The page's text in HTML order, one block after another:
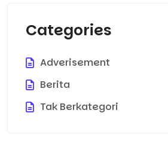
Categories
Adverisement
Berita
Tak Berkategori